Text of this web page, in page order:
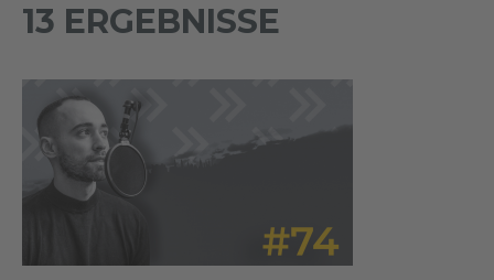
13 ERGEBNISSE